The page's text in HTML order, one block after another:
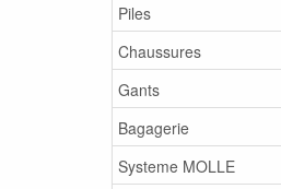
Piles
Chaussures
Gants
Bagagerie
Systeme MOLLE